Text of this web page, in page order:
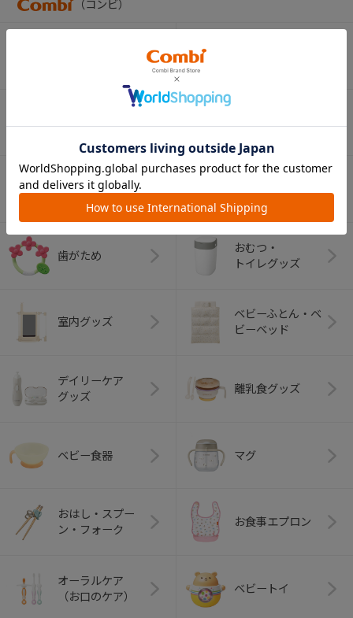
（コンビ）
ベビーチェア
（子守帯）
哺乳びん関連
グッズ
歯がため
おむつ・
トイレグッズ
室内グッズ
ベビーふとん・ベ
ビーベッド
デイリーケア
グッズ
離乳食グッズ
ベビー食器 マグ
おはし・スプー
ン・フォーク
お食事エプロン
オーラルケア
（お口のケア）
ベビートイ